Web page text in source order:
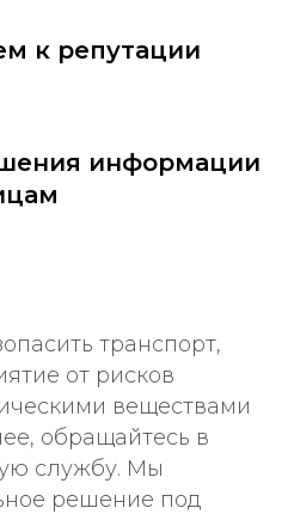
к репутации
информации
транспорт,
от рисков
веществами
обращайтесь в
службу. Мы
решение под